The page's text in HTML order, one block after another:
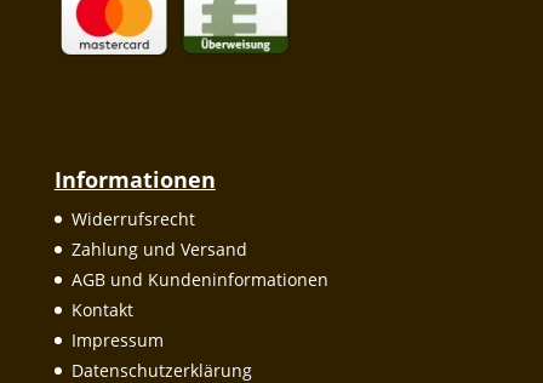
Informationen
Widerrufsrecht
Zahlung und Versand
AGB und Kundeninformationen
Kontakt
Impressum
Datenschutzerklärung